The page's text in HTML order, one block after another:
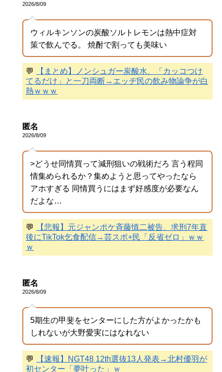
2026/8/09
ウィルキンソンの炭酸ソルトレモンは熱中症対
策で飲んでる。 焼酎で割っても美味い
💬
【まとめ】ノンシュガー炭酸水、「カッコつけ
てるだけ」と一刀両断→エッヂ民の飲み物論争が白
熱ｗｗｗ
匿名
2026/8/09
>どうせ同情買って減刑狙いの戦術だろ 言う程同
情集められるか？集めようと思ってやったなら
アホすぎる 同情買うにはまず好感度が必要なん
だよな…
💬
【悲報】元ジャンポケ斉藤慎二被告、求刑7年直
後にTikTok乞食配信→芸スポ+民「反省ゼロ」ｗｗ
ｗ
匿名
2026/8/09
5期生の甲斐をセンターにした方がよかったかも
しれないが大野愛実にはなれない
💬
【速報】NGT48 12th選抜13人発表→北村優羽が
初センター「夢叶った」ｗ